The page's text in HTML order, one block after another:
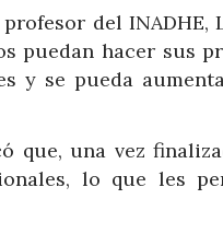
del INADHE,
puedan hacer sus
y se pueda
que, una vez
lo que les